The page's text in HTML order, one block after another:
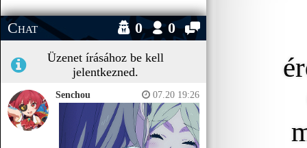
Chat 0 0
Üzenet írásához be kell
jelentkezned.
Senchou 07.20 19:26